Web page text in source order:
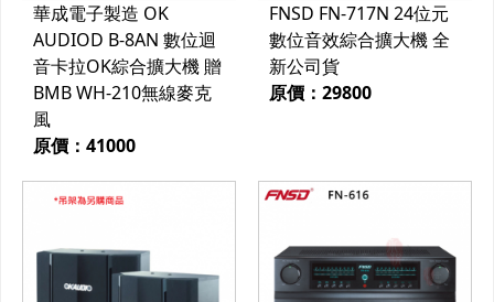
華成電子製造 OK
AUDIOD B-8AN 數位迴
音卡拉OK綜合擴大機 贈
BMB WH-210無線麥克
風
原價：41000
FNSD FN-717N 24位元
數位音效綜合擴大機 全
新公司貨
原價：29800